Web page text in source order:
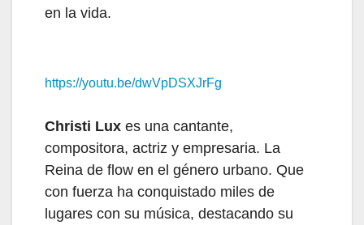
en la vida.
https://youtu.be/dwVpDSXJrFg
Christi Lux es una cantante,
compositora, actriz y empresaria. La
Reina de flow en el género urbano. Que
con fuerza ha conquistado miles de
lugares con su música, destacando su